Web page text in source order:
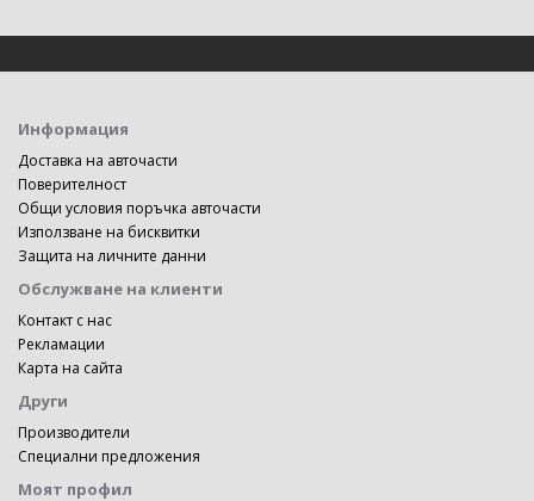
Информация
Доставка на авточасти
Поверителност
Общи условия поръчка авточасти
Използване на бисквитки
Защита на личните данни
Обслужване на клиенти
Контакт с нас
Рекламации
Карта на сайта
Други
Производители
Специални предложения
Моят профил